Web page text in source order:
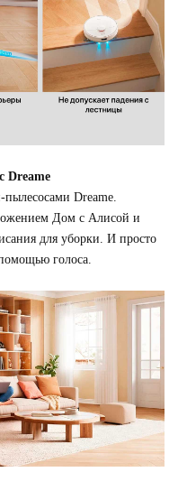
Dreame
Dreame.
Дом с Алисой и
для уборки. И просто
голоса.